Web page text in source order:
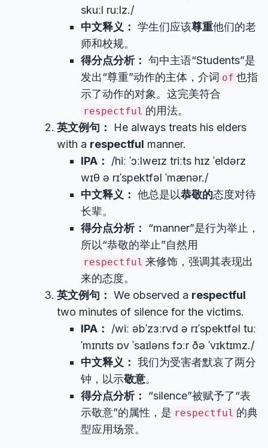
skuːl ruːlz./
中文释义： 学生们应该尊重他们的老
师和校规。
得分点分析： 句中主语“Students”是
发出“尊重”动作的主体，介词 of 也指
示了动作的对象。这完美符合
respectful 的用法。
英文例句：
He always treats his elders
with a respectful manner.
IPA：
/hiː ˈɔːlweɪz triːts hɪz ˈeldərz
wɪθ ə rɪˈspektfəl ˈmænər./
中文释义： 他总是以恭敬的态度对待
长辈。
得分点分析：
“manner”是行为举止，
所以“恭敬的举止”自然用
respectful 来修饰，强调其表现出
来的态度。
英文例句： We observed a respectful
two minutes of silence for the victims.
IPA：
/wiː əbˈzɜːrvd ə rɪˈspektfəl tuː
ˈmɪnɪts ɒv ˈsaɪləns fɔːr ðə ˈvɪktɪmz./
中文释义： 我们为受害者默哀了两分
钟，以示敬意。
得分点分析：
“silence”被赋予了“表
示敬意”的属性，是 respectful 的典
型应用场景。